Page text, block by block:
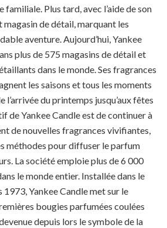
familiale. Plus tard, avec l’aide de son
de détail, marquant les
aventure. Aujourd’hui, Yankee
plus de 575 magasins de détail et
dans le monde. Ses fragrances
les saisons et tous les moments
l’arrivée du printemps jusqu’aux fêtes
de Yankee Candle est de continuer à
de nouvelles fragrances vivifiantes,
méthodes pour diffuser le parfum
La société emploie plus de 6 000
le monde entier. Installée dans le
Yankee Candle met sur le
bougies parfumées coulées
depuis lors le symbole de la